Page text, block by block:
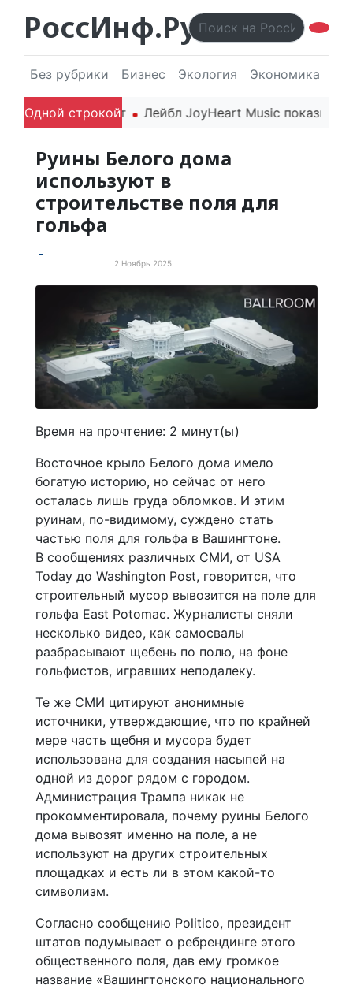
РоссИнф.Ру
Без рубрики Бизнес Экология Экономика
Одной строкой
впечатляют Лейбл JoyHeart Music показывает
Руины Белого дома
используют в
строительстве поля для
гольфа
2 Ноябрь 2025
Время на прочтение: 2 минут(ы)
Восточное крыло Белого дома имело
богатую историю, но сейчас от него
осталась лишь груда обломков. И этим
руинам, по-видимому, суждено стать
частью поля для гольфа в Вашингтоне.
В сообщениях различных СМИ, от USA
Today до Washington Post, говорится, что
строительный мусор вывозится на поле для
гольфа East Potomac. Журналисты сняли
несколько видео, как самосвалы
разбрасывают щебень по полю, на фоне
гольфистов, игравших неподалеку.
Те же СМИ цитируют анонимные
источники, утверждающие, что по крайней
мере часть щебня и мусора будет
использована для создания насыпей на
одной из дорог рядом с городом.
Администрация Трампа никак не
прокомментировала, почему руины Белого
дома вывозят именно на поле, а не
используют на других строительных
площадках и есть ли в этом какой-то
символизм.
Согласно сообщению Politico, президент
штатов подумывает о ребрендинге этого
общественного поля, дав ему громкое
название «Вашингтонского национального